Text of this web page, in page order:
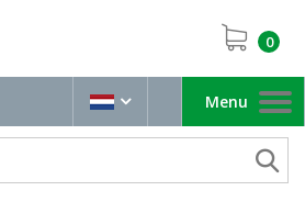
0
Toggle
navigation
Menu